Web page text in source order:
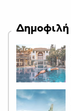
Δημοφιλή